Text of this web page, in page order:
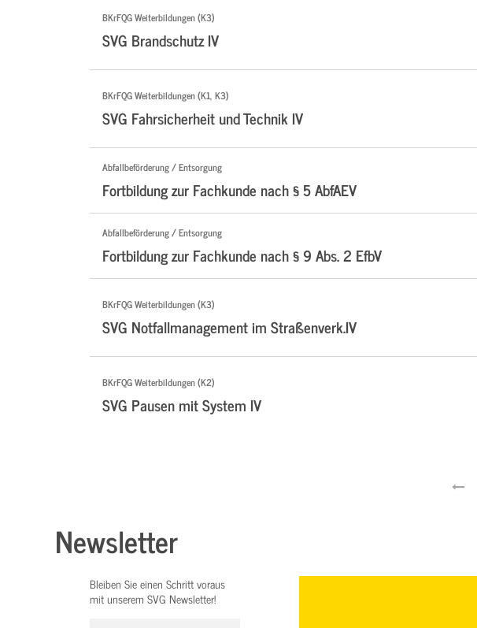
BKrFQG Weiterbildungen (K3)
SVG Brandschutz IV
BKrFQG Weiterbildungen (K1, K3)
SVG Fahrsicherheit und Technik IV
Abfallbeförderung / Entsorgung
Fortbildung zur Fachkunde nach § 5 AbfAEV
Abfallbeförderung / Entsorgung
Fortbildung zur Fachkunde nach § 9 Abs. 2 EfbV
BKrFQG Weiterbildungen (K3)
SVG Notfallmanagement im Straßenverk.IV
BKrFQG Weiterbildungen (K2)
SVG Pausen mit System IV
Newsletter
Bleiben Sie einen Schritt voraus
mit unserem SVG Newsletter!